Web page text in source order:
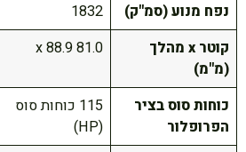
נפח מנוע (סמ"ק)
1832
קוטר x מהלך
(מ"מ)
81.0 x 88.9
כוחות סוס בציר
הפרופלור
115 כוחות סוס
(HP)